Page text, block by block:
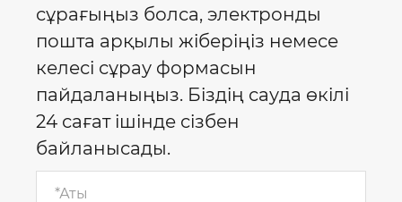
сұрағыңыз болса, электронды
пошта арқылы жіберіңіз немесе
келесі сұрау формасын
пайдаланыңыз. Біздің сауда өкілі
24 сағат ішінде сізбен
байланысады.